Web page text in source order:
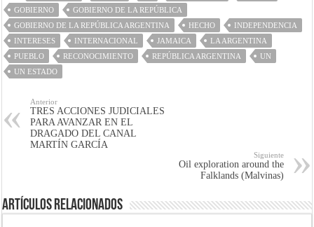
GOBIERNO
GOBIERNO DE LA REPÚBLICA
GOBIERNO DE LA REPÚBLICA ARGENTINA
HECHO
INDEPENDENCIA
INTERESES
INTERNACIONAL JAMAICA
LA ARGENTINA
PUEBLO
RECONOCIMIENTO REPÚBLICA ARGENTINA
UN
UN ESTADO
Anterior
TRES ACCIONES JUDICIALES
PARA AVANZAR EN EL
DRAGADO DEL CANAL
MARTÍN GARCÍA
Siguiente
Oil exploration around the
Falklands (Malvinas)
Artículos Relacionados